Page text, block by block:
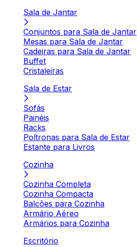
Sala de Jantar
Conjuntos para Sala de Jantar
Mesas para Sala de Jantar
Cadeiras para Sala de Jantar
Buffet
Cristaleiras
Sala de Estar
Sofás
Painéis
Racks
Poltronas para Sala de Estar
Estante para Livros
Cozinha
Cozinha Completa
Cozinha Compacta
Balcões para Cozinha
Armário Aéreo
Armários para Cozinha
Escritório